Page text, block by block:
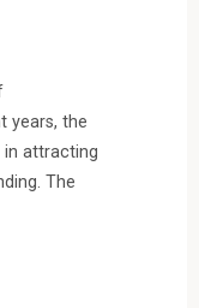
years, the
in attracting
The